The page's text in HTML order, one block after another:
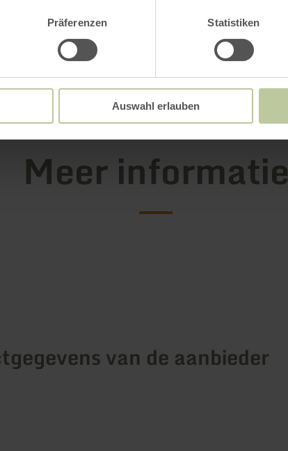
Präferenzen Statistiken
Auswahl erlauben
Meer informatie
van de aanbieder